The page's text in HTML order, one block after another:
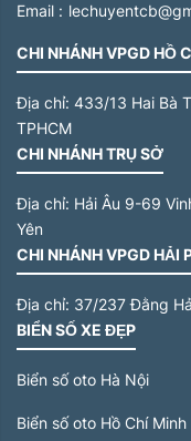
Email :
CHI NHÁNH VPGD HỒ
Địa chỉ: 433/13 Hai Bà
TPHCM
CHI NHÁNH TRỤ SỞ
Địa chỉ: Hải Âu 9-69
Yên
CHI NHÁNH VPGD HẢI
Địa chỉ: 37/237 Đằng
BIỂN SỐ XE ĐẸP
Biển số oto Hà Nội
Biển số oto Hồ Chí Minh